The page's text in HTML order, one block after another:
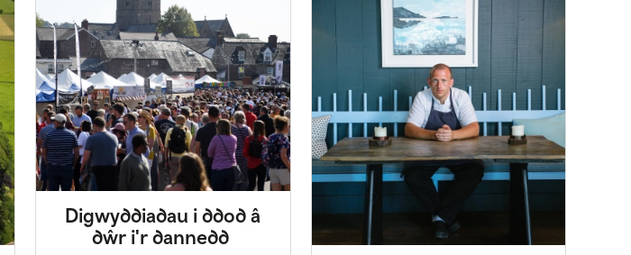
Digwyddiadau i ddod â
dŵr i'r dannedd